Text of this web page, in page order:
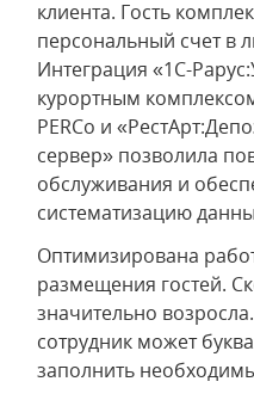
клиента. Гость
персональный счет в
Интеграция «1С-
курортным
PERCo и
сервер» позволила
обслуживания и
систематизацию
Оптимизирована
размещения гостей.
значительно
сотрудник может
заполнить